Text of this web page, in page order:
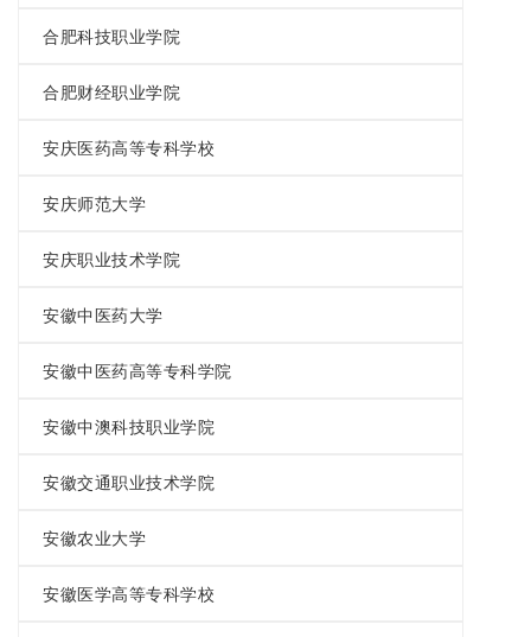
合肥科技职业学院
合肥财经职业学院
安庆医药高等专科学校
安庆师范大学
安庆职业技术学院
安徽中医药大学
安徽中医药高等专科学院
安徽中澳科技职业学院
安徽交通职业技术学院
安徽农业大学
安徽医学高等专科学校